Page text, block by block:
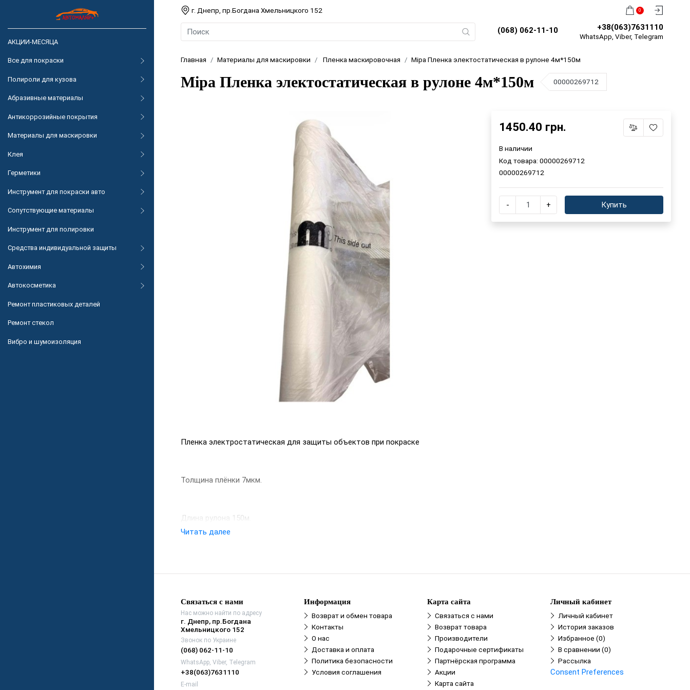
АКЦИИ-МЕСЯЦА
Все для покраски
Полироли для кузова
Абразивные материалы
Антикоррозийные покрытия
Материалы для маскировки
Клея
Герметики
Инструмент для покраски авто
Сопутствующие материалы
Инструмент для полировки
Средства индивидуальной защиты
Автохимия
Автокосметика
Ремонт пластиковых деталей
Ремонт стекол
Вибро и шумоизоляция
г. Днепр, пр.Богдана Хмельницкого 152
(068) 062-11-10
0
+38(063)7631110
WhatsApp, Viber, Telegram
Главная Материалы для маскировки Пленка маскировочная Mipa Пленка электостатическая в рулоне 4м*150м
Mipa Пленка электостатическая в рулоне 4м*150м 00000269712
Выберите язык магазина
UA RU
Пленка электростатическая для защиты объектов при покраске
Толщина плёнки 7мкм.
Длина рулона 150м.
Читать далее
1450.40 грн.
В наличии
Код товара: 00000269712
00000269712
- + Купить
Связаться с нами
Нас можно найти по адресу
г. Днепр, пр.Богдана
Хмельницкого 152
Звонок по Украине
(068) 062-11-10
WhatsApp, Viber, Telegram
+38(063)7631110
E-mail
Информация
Возврат и обмен товара
Контакты
О нас
Доставка и оплата
Политика безопасности
Условия соглашения
Карта сайта
Связаться с нами
Возврат товара
Производители
Подарочные сертификаты
Партнёрская программа
Акции
Карта сайта
Личный кабинет
Личный кабинет
История заказов
Избранное (0)
В сравнении (0)
Рассылка
Consent Preferences